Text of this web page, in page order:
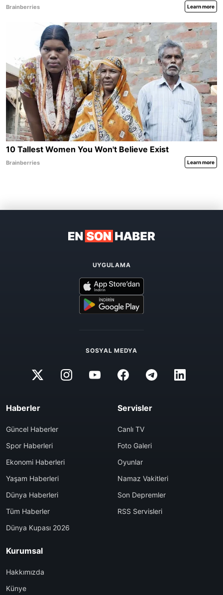
UYGULAMA
SOSYAL MEDYA
Haberler
Güncel Haberler
Spor Haberleri
Ekonomi Haberleri
Yaşam Haberleri
Dünya Haberleri
Tüm Haberler
Dünya Kupası 2026
Servisler
Canlı TV
Foto Galeri
Oyunlar
Namaz Vakitleri
Son Depremler
RSS Servisleri
Kurumsal
Hakkımızda
Künye